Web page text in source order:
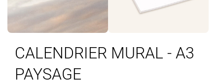
theCALENDRIER MURAL - A3
PAYSAGE